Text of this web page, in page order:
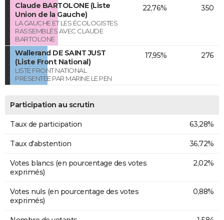
Claude BARTOLONE (Liste
Union de la Gauche)
LA GAUCHE ET LES ÉCOLOGISTES
RASSEMBLÉS AVEC CLAUDE
BARTOLONE
22,76% 350
Wallerand DE SAINT JUST
(Liste Front National)
LISTE FRONT NATIONAL
PRESENTEE PAR MARINE LE PEN
17,95% 276
Participation au scrutin
Taux de participation 63,28%
Taux d'abstention 36,72%
Votes blancs (en pourcentage des votes
exprimés)
2,02%
Votes nuls (en pourcentage des votes
exprimés)
0,88%